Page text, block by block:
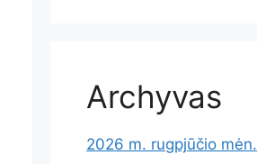
Archyvas
2026 m. rugpjūčio mėn.